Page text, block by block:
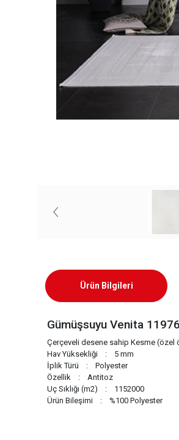
Ürün Bilgileri
Gümüşsuyu Venita
Çerçeveli desene sahip Kesme (özel
Hav Yüksekliği : 5 mm
İplik Türü : Polyester
Özellik : Antitoz
Uç Sıklığı (m2) : 1152000
Ürün Bileşimi : %100 Polyester